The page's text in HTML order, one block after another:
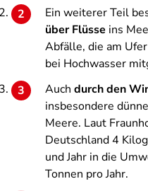
Ein weiterer Teil
über Flüsse ins
Abfälle, die am
bei Hochwasser
Auch durch den
insbesondere dünne
Meere. Laut
Deutschland 4
und Jahr in die
Tonnen pro Jahr.